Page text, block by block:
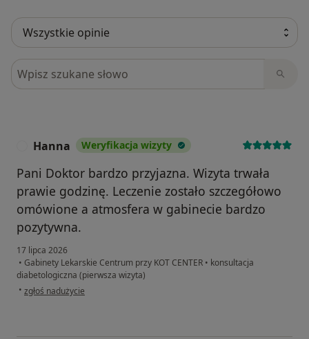
Szukaj w opiniach
Hanna Weryfikacja wizyty
Pani Doktor bardzo przyjazna. Wizyta trwała
prawie godzinę. Leczenie zostało szczegółowo
omówione a atmosfera w gabinecie bardzo
pozytywna.
17 lipca 2026
• Gabinety Lekarskie Centrum przy KOT CENTER • konsultacja
diabetologiczna (pierwsza wizyta)
• w opinii użytkownika Hanna
zgłoś nadużycie